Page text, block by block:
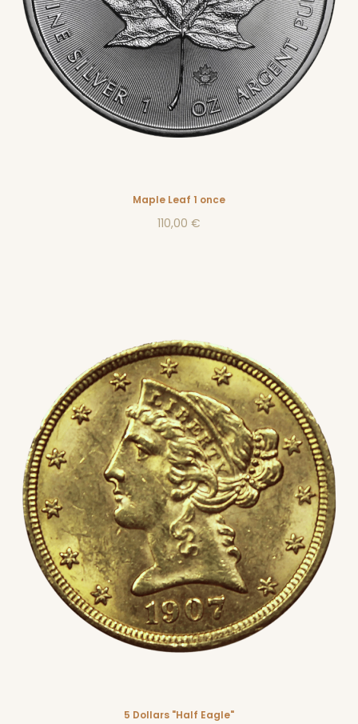
Maple Leaf 1 once
110,00 €
5 Dollars "Half Eagle"